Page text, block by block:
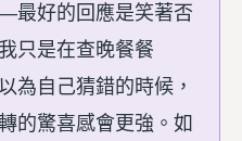
最好的回應是笑著否
只是在查晚餐餐
為自己猜錯的時候，
驚喜感會更強。如